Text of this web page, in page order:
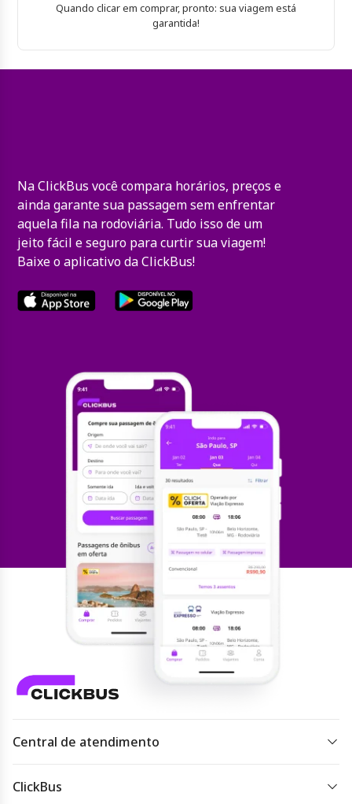
Quando clicar em comprar, pronto: sua viagem está
garantida!
Na ClickBus você compara horários, preços e
ainda garante sua passagem sem enfrentar
aquela fila na rodoviária. Tudo isso de um
jeito fácil e seguro para curtir sua viagem!
Baixe o aplicativo da ClickBus!
Central de atendimento
Acessar
ClickBus